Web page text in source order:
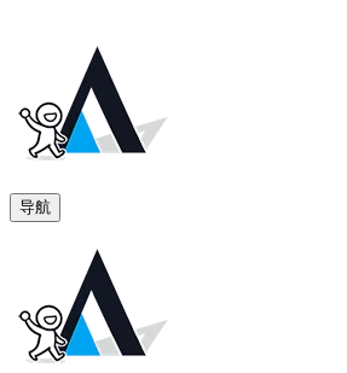
导航